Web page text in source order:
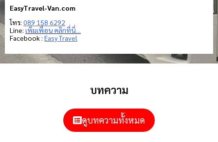
EasyTravel-Van.com
โทร: 089 158 6292
Line: เพิ่มเพื่อน คลิกที่นี่…
Facebook : Easy Travel
บทความ
ดูบทความทั้งหมด